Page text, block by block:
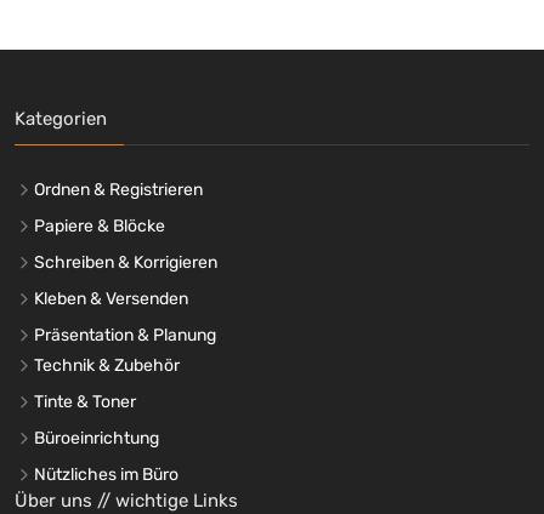
Kategorien
Ordnen & Registrieren
Papiere & Blöcke
Schreiben & Korrigieren
Kleben & Versenden
Präsentation & Planung
Technik & Zubehör
Tinte & Toner
Büroeinrichtung
Nützliches im Büro
Über uns // wichtige Links